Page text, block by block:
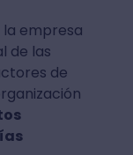
empresa
de las
de